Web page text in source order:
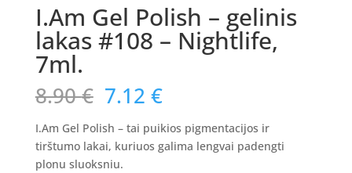
I.Am Gel Polish – gelinis
lakas #108 – Nightlife,
7ml.
8.90€ Original
price
was:
8.90 €.
7.12 €Current
price
is:
7.12 €.
I.Am Gel Polish – tai puikios pigmentacijos ir
tirštumo lakai, kuriuos galima lengvai padengti
plonu sluoksniu.